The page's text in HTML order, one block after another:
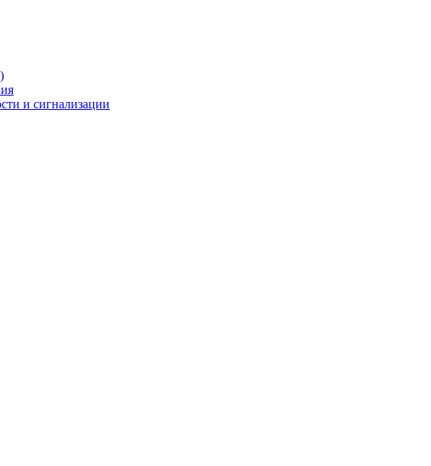
и сигнализации